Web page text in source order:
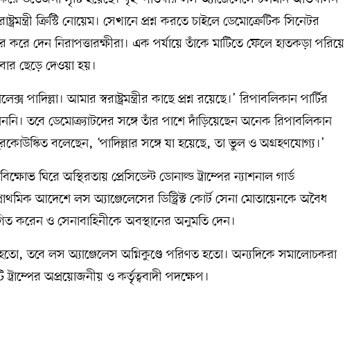
ক্রিস্টি নোয়েম। সেখানে প্রশ্ন করতে চাইলে ডেমোক্রেটিক সিনেটর
করে দেন নিরাপত্তারক্ষীরা। এক পর্যায়ে তাঁকে মাটিতে ফেলে হাতকড়া পরিয়ে
ছেড়ে দেওয়া হয়।
আমার স্বরাষ্ট্রমন্ত্রীর কাছে প্রশ্ন রয়েছে।’ রিপাবলিকান পার্টির
তবে ডেমোক্র্যাটদের সঙ্গে তাঁর পাশে দাঁড়িয়েছেন অনেক রিপাবলিকান
বলেছেন, ‘পাদিল্লার সঙ্গে যা হয়েছে, তা ভুল ও অগ্রহণযোগ্য।’
ঘিরে অস্থিরতায় প্রেসিডেন্ট ডোনাল্ড ট্রাম্পের ন্যাশনাল গার্ড
আদেশে লস অ্যাঞ্জেলেসের ডিস্ট্রিক্ট কোর্ট সেনা মোতায়েনকে অবৈধ
ও সেনাবাহিনীকে অবস্থানের অনুমতি দেন।
হতো, তবে লস অ্যাঞ্জেলেস অগ্নিকুণ্ডে পরিণত হতো। অন্যদিকে সমালোচকরা
ট্রাম্পের অপ্রয়োজনীয় ও কর্তৃত্ববাদী পদক্ষেপ।